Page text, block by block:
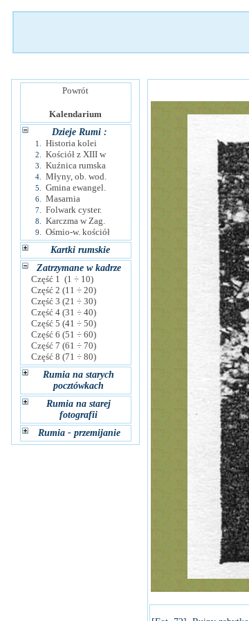
Powrót
Kalendarium
Dzieje Rumi :
1. Historia kolei
2. Kościół z XIII w
3. Kuźnica rumska
4. Młyny, ob. wod.
5. Gmina ewangel.
6. Masarnia
7. Folwark cyster.
8. Karczma w Zag.
9.
Ośmio-w. kościół
Kartki rumskie
Zatrzymane w kadrze
Część 1 (1 ÷ 10)
Część 2 (11 ÷ 20)
Część 3 (21 ÷ 30)
Część 4 (31 ÷ 40)
Część 5 (41 ÷ 50)
Część 6 (51 ÷ 60)
Część 7 (61 ÷ 70)
Część 8 (71 ÷ 80)
Rumia na starych
pocztówkach
Rumia na starej
fotografii
Rumia - przemijanie